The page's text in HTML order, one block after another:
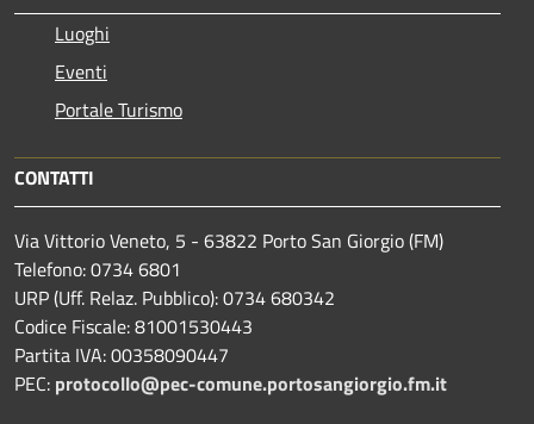
Luoghi
Eventi
Portale Turismo
CONTATTI
Via Vittorio Veneto, 5 - 63822 Porto San Giorgio (FM)
Telefono: 0734 6801
URP (Uff. Relaz. Pubblico): 0734 680342
Codice Fiscale: 81001530443
Partita IVA: 00358090447
PEC: protocollo@pec-comune.portosangiorgio.fm.it